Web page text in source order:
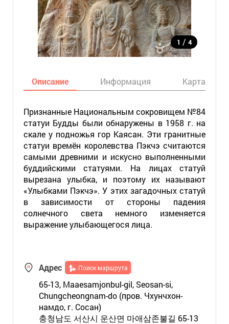
1 / 4
Описание Информация Карта
Признанные Национальным сокровищем №84
статуи Будды были обнаружены в 1958 г. на
скале у подножья гор Каясан. Эти гранитные
статуи времён королевства Пэкчэ считаются
самыми древними и искусно выполненными
буддийскими статуями. На лицах статуй
вырезана улыбка, и поэтому их называют
«Улыбками Пэкчэ». У этих загадочных статуй
в зависимости от стороны падения
солнечного света немного изменяется
выражение улыбающегося лица.
Адрес Поиск маршрута
65-13, Maaesamjonbul-gil, Seosan-si,
Chungcheongnam-do (пров. Чхунчхон-
намдо, г. Сосан)
충청남도 서산시 운산면 마애삼존불길 65-13